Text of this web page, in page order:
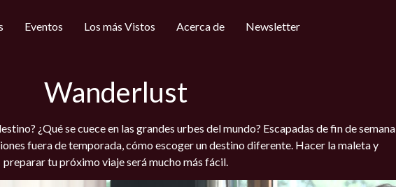
Eventos Los más Vistos Acerca de Newsletter
Wanderlust
¿Qué se cuece en las grandes urbes del mundo? Escapadas de fin de semana
fuera de temporada, cómo escoger un destino diferente. Hacer la maleta y
preparar tu próximo viaje será mucho más fácil.